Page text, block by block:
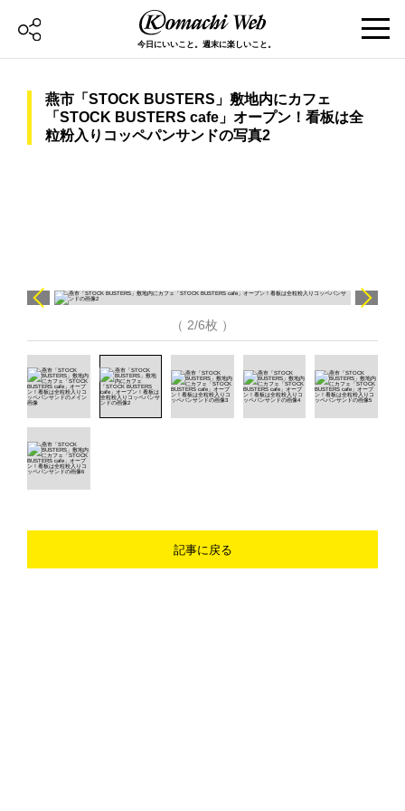
今日にいいこと。週末に楽しいこと。
燕市「STOCK BUSTERS」敷地内にカフェ
「STOCK BUSTERS cafe」オープン！看板は全
粒粉入りコッペパンサンドの写真2
（ 2/6枚 ）
記事に戻る